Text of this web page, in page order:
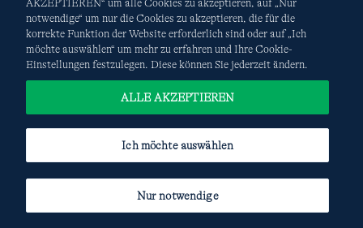
Diese Website ist durch reCAPTCHA geschützt. Es gelten die
DatenschutzerklärungundNutzungsbedingungen
Google.
AKZEPTIEREN“ um alle Cookies zu akzeptieren, auf „Nur
notwendige“ um nur die Cookies zu akzeptieren, die für die
korrekte Funktion der Website erforderlich sind oder auf „Ich
möchte auswählen“ um mehr zu erfahren und Ihre Cookie-
Einstellungen festzulegen. Diese können Sie jederzeit ändern.
Ich möchte auswählen
Nur notwendige
ALLE AKZEPTIEREN